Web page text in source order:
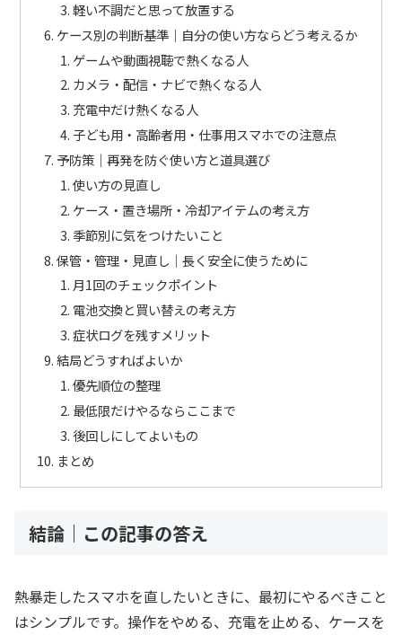
軽い不調だと思って放置する
ケース別の判断基準｜自分の使い方ならどう考えるか
ゲームや動画視聴で熱くなる人
カメラ・配信・ナビで熱くなる人
充電中だけ熱くなる人
子ども用・高齢者用・仕事用スマホでの注意点
予防策｜再発を防ぐ使い方と道具選び
使い方の見直し
ケース・置き場所・冷却アイテムの考え方
季節別に気をつけたいこと
保管・管理・見直し｜長く安全に使うために
月1回のチェックポイント
電池交換と買い替えの考え方
症状ログを残すメリット
結局どうすればよいか
優先順位の整理
最低限だけやるならここまで
後回しにしてよいもの
まとめ
結論｜この記事の答え
熱暴走したスマホを直したいときに、最初にやるべきこと
はシンプルです。操作をやめる、充電を止める、ケースを